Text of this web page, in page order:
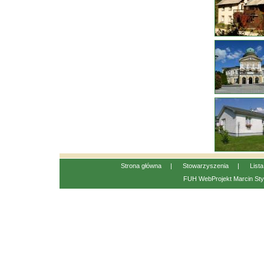
Strona główna | Stowarzyszenia |
FUH WebProjektMarcin